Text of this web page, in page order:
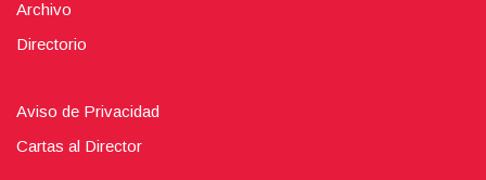
Archivo
Directorio
Aviso de Privacidad
Cartas al Director